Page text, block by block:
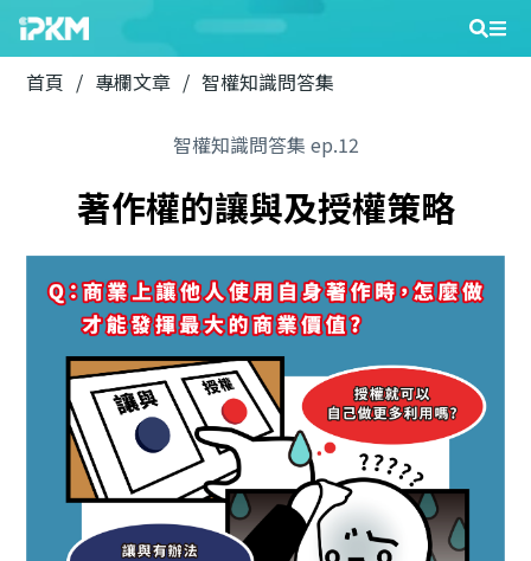
首頁 / 專欄文章 / 智權知識問答集